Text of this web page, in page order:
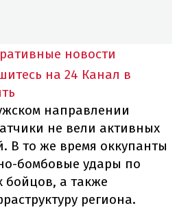
новости
на 24 Канал в
направлении
не вели активных
В то же время оккупанты
бомбовые удары по
а также
региона.